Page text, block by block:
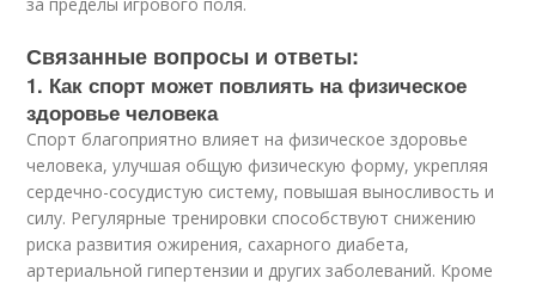
Связанные вопросы и ответы:
1. Как спорт может повлиять на физическое
здоровье человека
Спорт благоприятно влияет на физическое здоровье
человека, улучшая общую физическую форму, укрепляя
сердечно-сосудистую систему, повышая выносливость и
силу. Регулярные тренировки способствуют снижению
риска развития ожирения, сахарного диабета,
артериальной гипертензии и других заболеваний. Кроме